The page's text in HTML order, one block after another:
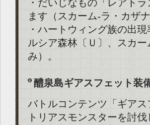
・だいじなもの「レアト
ます（スカーム-ラ・カザ
・ハートウィング族の出
ルシア森林〔Ｕ〕、スカ
み）。
醴泉島ギアスフェット装
バトルコンテンツ「ギア
トリアスモンスターを討